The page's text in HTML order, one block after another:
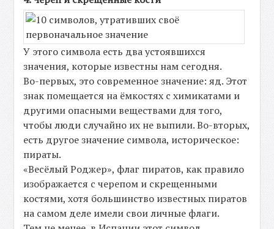
У этого символа есть два устоявшихся
значения, которые известны нам сегодня.
Во-первых, это современное значение: яд. Этот
знак помещается на ёмкостях с химикатами и
другими опасными веществами для того,
чтобы люди случайно их не выпили. Во-вторых,
есть другое значение символа, историческое:
пираты.
«Весёлый Роджер», флаг пиратов, как правило
изображается с черепом и скрещенными
костями, хотя большинство известных пиратов
на самом деле имели свои личные флаги.